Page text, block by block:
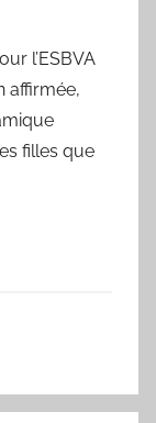
l’ESBVA
affirmée,
filles que